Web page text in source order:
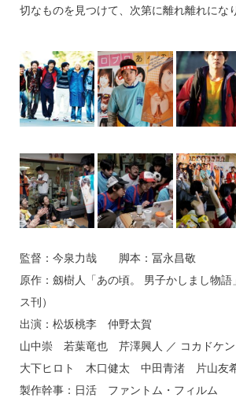
切なものを見つけて、次第に離れ離れにな
監督：今泉力哉 脚本：冨永昌敬
原作：劔樹人「あの頃。 男子かしまし物語
ス刊）
出演：松坂桃李 仲野太賀
山中崇 若葉竜也 芹澤興人 ／ コカドケン
大下ヒロト 木口健太 中田青渚 片山友
製作幹事：日活 ファントム・フィルム